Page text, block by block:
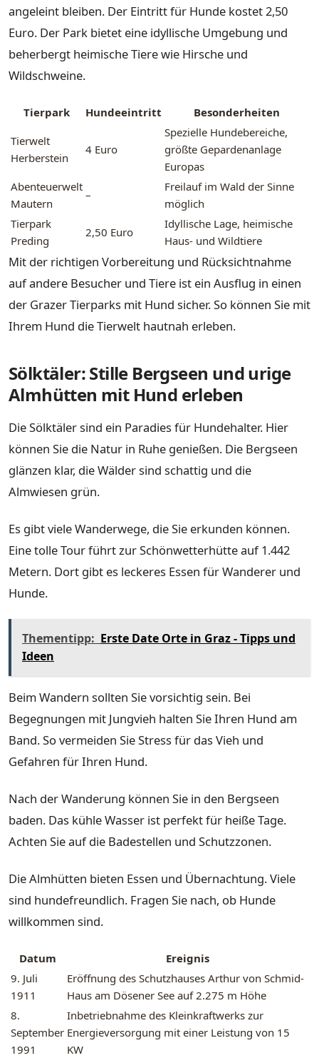
angeleint bleiben. Der Eintritt für Hunde kostet 2,50
Euro. Der Park bietet eine idyllische Umgebung und
beherbergt heimische Tiere wie Hirsche und
Wildschweine.
Tierpark Hundeeintritt
Besonderheiten
Tierwelt
Herberstein
4 Euro
Spezielle Hundebereiche,
größte Gepardenanlage
Europas
Abenteuerwelt
Mautern
–
Freilauf im Wald der Sinne
möglich
Tierpark
Preding
2,50 Euro
Idyllische Lage, heimische
Haus- und Wildtiere
Mit der richtigen Vorbereitung und Rücksichtnahme
auf andere Besucher und Tiere ist ein Ausflug in einen
der Grazer Tierparks mit Hund sicher. So können Sie mit
Ihrem Hund die Tierwelt hautnah erleben.
Sölktäler: Stille Bergseen und urige
Almhütten mit Hund erleben
Die Sölktäler sind ein Paradies für Hundehalter. Hier
können Sie die Natur in Ruhe genießen. Die Bergseen
glänzen klar, die Wälder sind schattig und die
Almwiesen grün.
Es gibt viele Wanderwege, die Sie erkunden können.
Eine tolle Tour führt zur Schönwetterhütte auf 1.442
Metern. Dort gibt es leckeres Essen für Wanderer und
Hunde.
Thementipp: Erste Date Orte in Graz - Tipps und
Ideen
Beim Wandern sollten Sie vorsichtig sein. Bei
Begegnungen mit Jungvieh halten Sie Ihren Hund am
Band. So vermeiden Sie Stress für das Vieh und
Gefahren für Ihren Hund.
Nach der Wanderung können Sie in den Bergseen
baden. Das kühle Wasser ist perfekt für heiße Tage.
Achten Sie auf die Badestellen und Schutzzonen.
Die Almhütten bieten Essen und Übernachtung. Viele
sind hundefreundlich. Fragen Sie nach, ob Hunde
willkommen sind.
Datum
Ereignis
9. Juli
1911
Eröffnung des Schutzhauses Arthur von Schmid-
Haus am Dösener See auf 2.275 m Höhe
8.
September
1991
Inbetriebnahme des Kleinkraftwerks zur
Energieversorgung mit einer Leistung von 15
KW